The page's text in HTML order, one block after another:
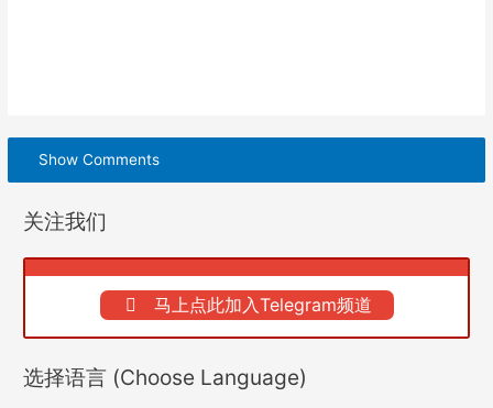
Show Comments
关注我们
马上点此加入Telegram频道
选择语言 (Choose Language)